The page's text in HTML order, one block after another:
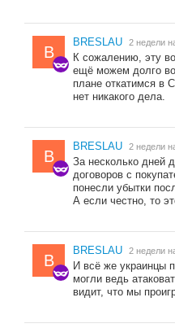
B
BRESLAU 2 недели
К сожалению, эту
ещё можем долго
плане откатимся в
нет никакого дела.
B
BRESLAU 2 недели
За несколько дней
договоров с
понесли убытки
А если честно, то
B
BRESLAU 2 недели
И всё же украинцы
могли ведь
видит, что мы